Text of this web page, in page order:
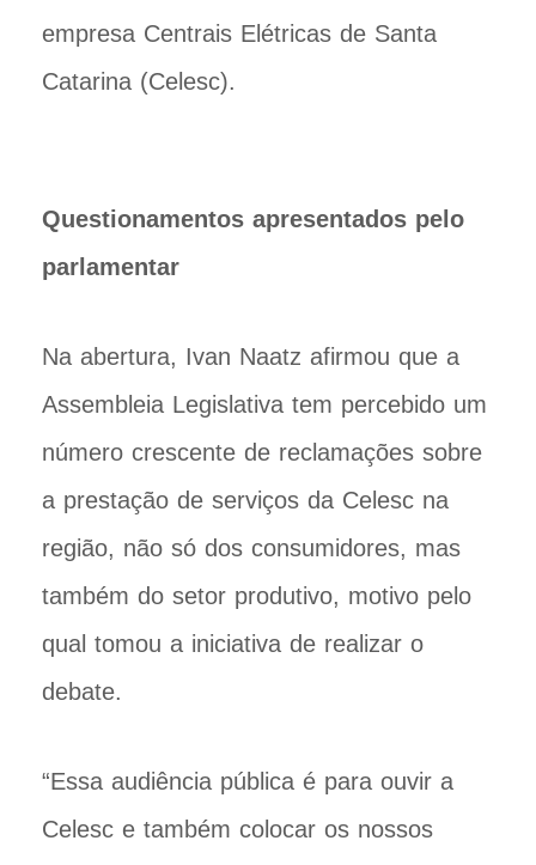
empresa Centrais Elétricas de Santa
Catarina (Celesc).
Questionamentos apresentados pelo
parlamentar
Na abertura, Ivan Naatz afirmou que a
Assembleia Legislativa tem percebido um
número crescente de reclamações sobre
a prestação de serviços da Celesc na
região, não só dos consumidores, mas
também do setor produtivo, motivo pelo
qual tomou a iniciativa de realizar o
debate.
“Essa audiência pública é para ouvir a
Celesc e também colocar os nossos